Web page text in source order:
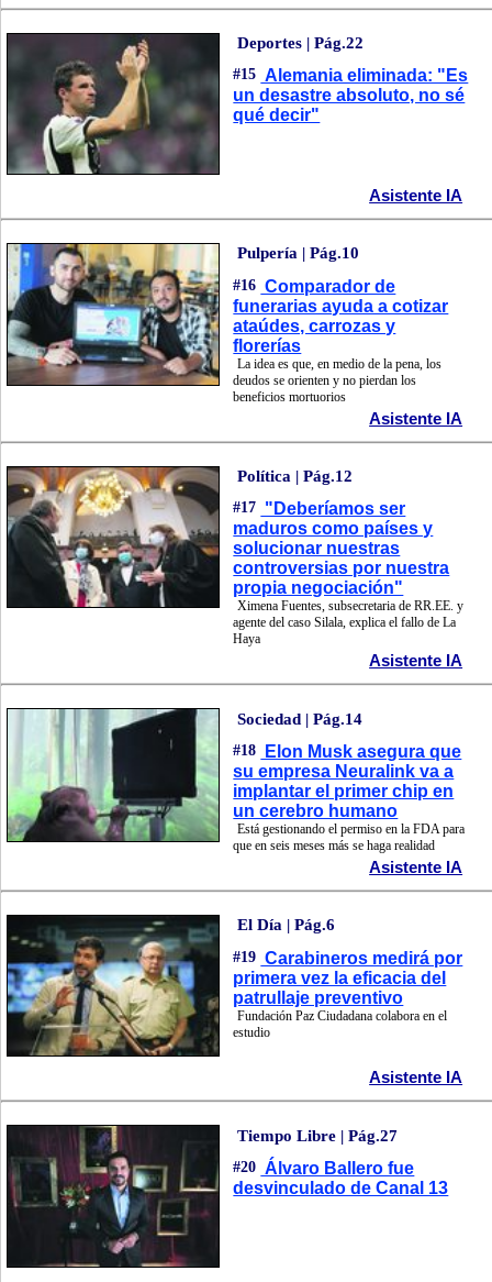
Deportes | Pág.22
#15 Alemania eliminada: "Es
un desastre absoluto, no sé
qué decir"
Asistente IA
Pulpería | Pág.10
#16 Comparador de
funerarias ayuda a cotizar
ataúdes, carrozas y
florerías
La idea es que, en medio de la pena, los
deudos se orienten y no pierdan los
beneficios mortuorios
Asistente IA
Política | Pág.12
#17 "Deberíamos ser
maduros como países y
solucionar nuestras
controversias por nuestra
propia negociación"
Ximena Fuentes, subsecretaria de RR.EE. y
agente del caso Silala, explica el fallo de La
Haya
Asistente IA
Sociedad | Pág.14
#18
Elon Musk asegura que
su empresa Neuralink va a
implantar el primer chip en
un cerebro humano
Está gestionando el permiso en la FDA para
que en seis meses más se haga realidad
Asistente IA
El Día | Pág.6
#19 Carabineros medirá por
primera vez la eficacia del
patrullaje preventivo
Fundación Paz Ciudadana colabora en el
estudio
Asistente IA
Tiempo Libre | Pág.27
#20 Álvaro Ballero fue
desvinculado de Canal 13